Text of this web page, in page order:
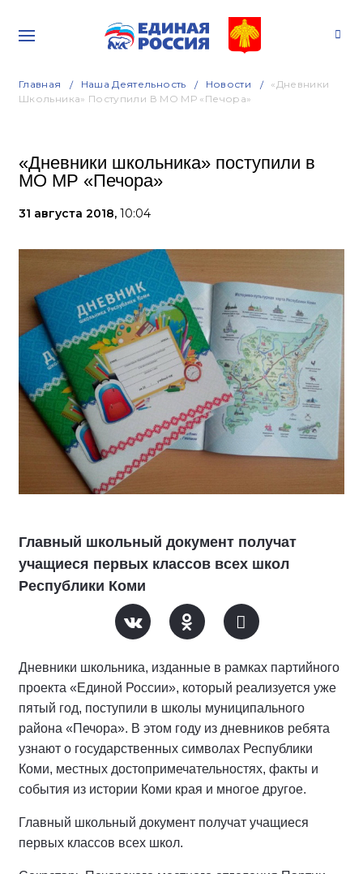
Главная Наша Деятельность Новости
«Дневники
Школьника» Поступили В МО МР «Печора»
«Дневники школьника» поступили в
МО МР «Печора»
31 августа 2018, 10:04
Главный школьный документ получат
учащиеся первых классов всех школ
Республики Коми
Дневники школьника, изданные в рамках партийного
проекта «Единой России», который реализуется уже
пятый год, поступили в школы муниципального
района «Печора». В этом году из дневников ребята
узнают о государственных символах Республики
Коми, местных достопримечательностях, факты и
события из истории Коми края и многое другое.
Главный школьный документ получат учащиеся
первых классов всех школ.